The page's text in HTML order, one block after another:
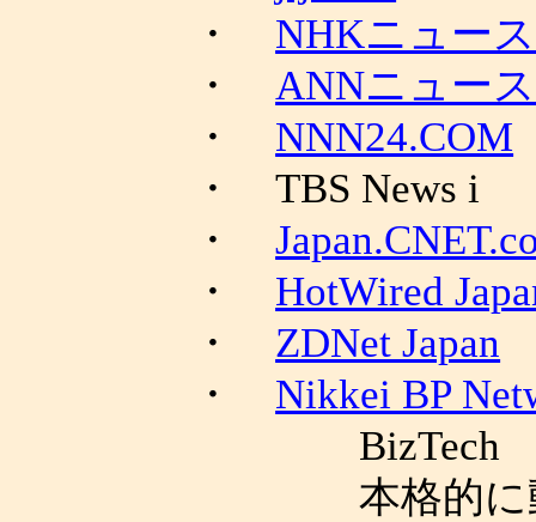
・ NHKニュース
・ANNニュース
・ NNN24.COM
・ TBS News i
・
・ HotWired
・ ZDNet Japan
・ Nikkei BP
BizTech
本格的に動き